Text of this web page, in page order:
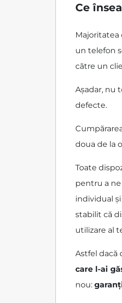
Ce
Majoritatea
un telefon
către un
Așadar, nu
defecte.
doua de la
Toate
pentru a
individual
stabilit că
utilizare al
Astfel dacă
care l-ai
nou: